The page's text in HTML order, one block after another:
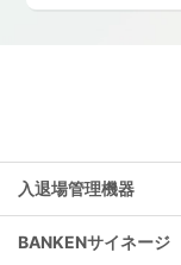
入退場管理機器
BANKENサイネージ